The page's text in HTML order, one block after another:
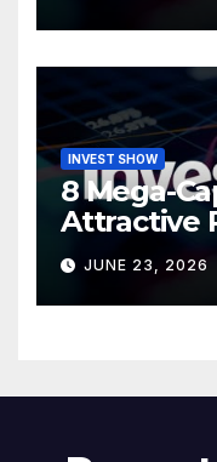
INVEST SHOW
8 Mega-
Attractive
SpaceX
JUNE 23, 2026